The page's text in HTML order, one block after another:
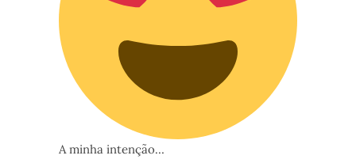
A minha intenção…